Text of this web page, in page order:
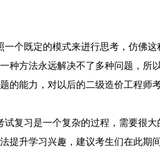
个既定的模式来进行思考，仿佛
种方法永远解决不了多种问题，
的能力，对以后的二级造价工程师
复习是一个复杂的过程，需要很
提升学习兴趣，建议考生们在此